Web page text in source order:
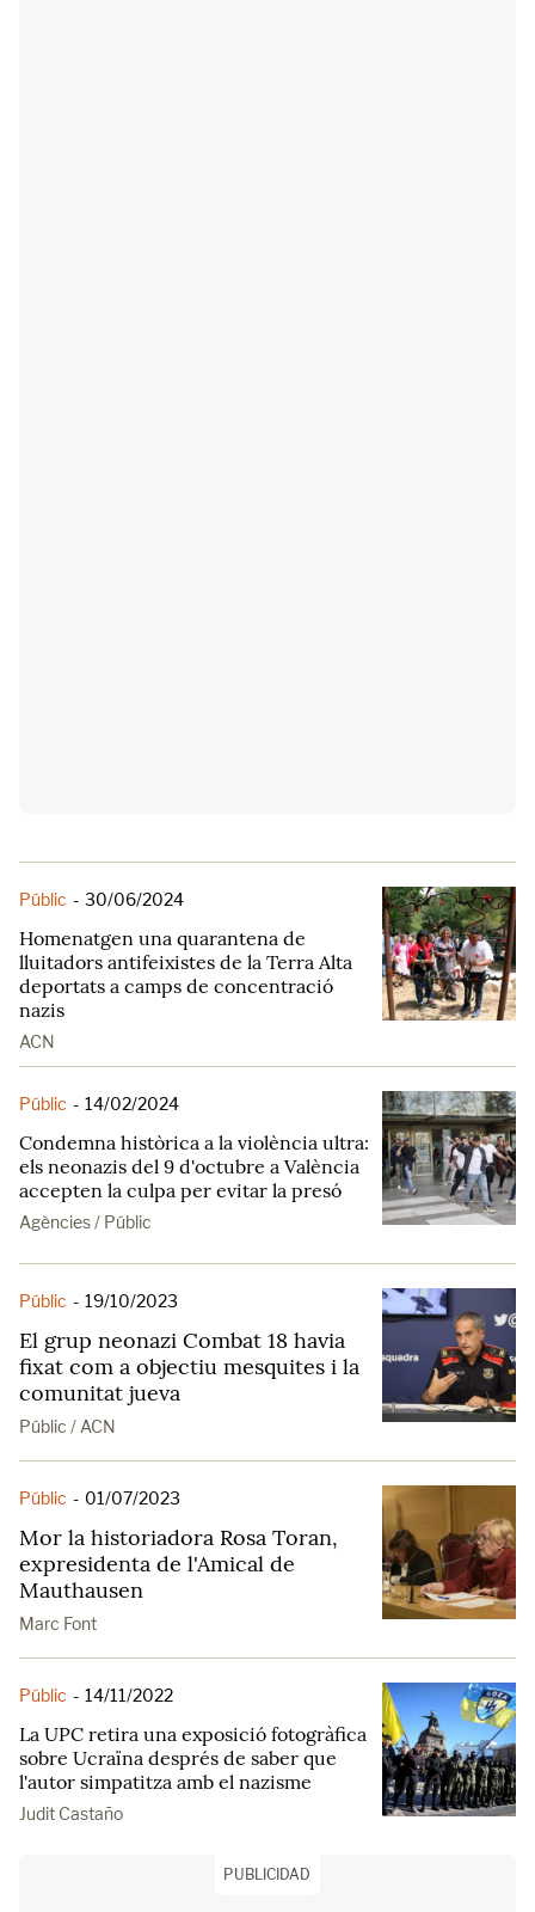
Públic - 30/06/2024
Homenatgen una quarantena de
lluitadors antifeixistes de la Terra Alta
deportats a camps de concentració
nazis
ACN
Públic - 14/02/2024
Condemna històrica a la violència ultra:
els neonazis del 9 d'octubre a València
accepten la culpa per evitar la presó
Agències / Públic
Públic - 19/10/2023
El grup neonazi Combat 18 havia
fixat com a objectiu mesquites i la
comunitat jueva
Públic / ACN
Públic - 01/07/2023
Mor la historiadora Rosa Toran,
expresidenta de l'Amical de
Mauthausen
Marc Font
Públic - 14/11/2022
La UPC retira una exposició fotogràfica
sobre Ucraïna després de saber que
l'autor simpatitza amb el nazisme
Judit Castaño
PUBLICIDAD